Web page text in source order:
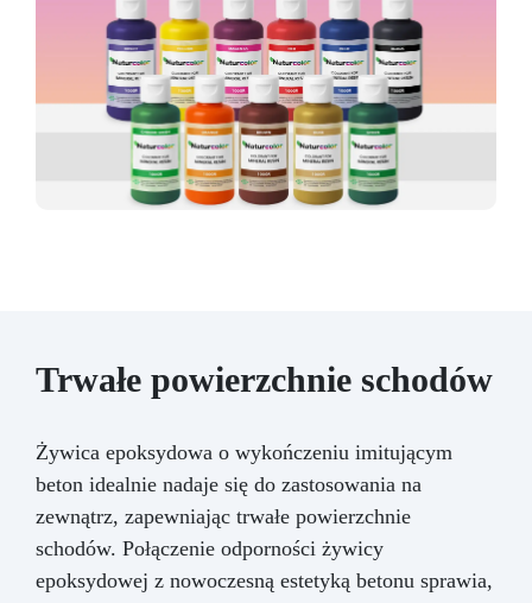
Trwałe powierzchnie schodów
Żywica epoksydowa o wykończeniu imitującym
beton idealnie nadaje się do zastosowania na
zewnątrz, zapewniając trwałe powierzchnie
schodów. Połączenie odporności żywicy
epoksydowej z nowoczesną estetyką betonu sprawia,